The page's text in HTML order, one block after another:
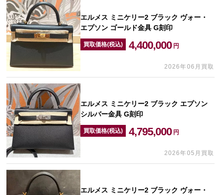
エルメス ミニケリー2 ブラック ヴォー・
エプソン ゴールド金具 G刻印
買取価格(税込) 4,400,000 円
2026年06月買取
エルメス ミニケリー2 ブラック エプソン
シルバー金具 G刻印
買取価格(税込) 4,795,000 円
2026年05月買取
エルメス ミニケリー2 ブラック ヴォー・